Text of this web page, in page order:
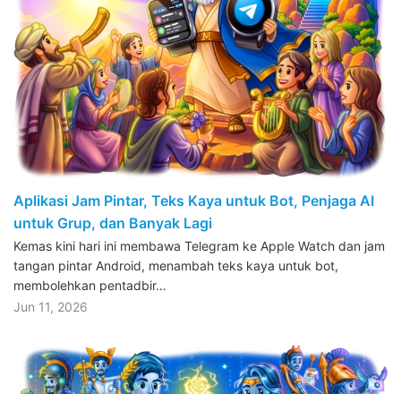
Aplikasi Jam Pintar, Teks Kaya untuk Bot, Penjaga AI
untuk Grup, dan Banyak Lagi
Kemas kini hari ini membawa Telegram ke Apple Watch dan jam
tangan pintar Android, menambah teks kaya untuk bot,
membolehkan pentadbir…
Jun 11, 2026